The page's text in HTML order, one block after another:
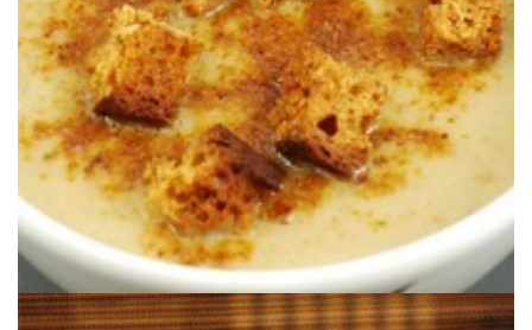
CREMA DE CALABACÍN PÂTISSON Y